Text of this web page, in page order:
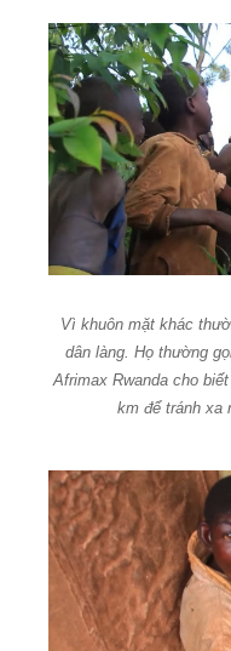
Vì khuôn mặt khác
dân làng. Họ thường
Afrimax Rwanda cho
km để tránh xa